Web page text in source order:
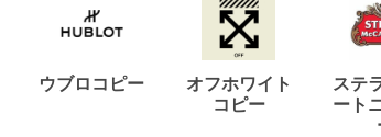
ウブロコピー
オフホワイト
コピー
ステ
ート